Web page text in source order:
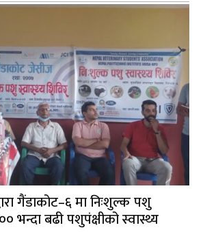
गैंडाकोट–६ मा निःशुल्क पशु
भन्दा बढी पशुपंक्षीको स्वास्थ्य